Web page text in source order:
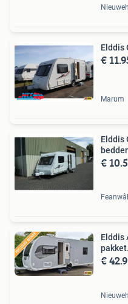
Elddis
€
Marum
Elddis
€
Elddis
pakket.
€